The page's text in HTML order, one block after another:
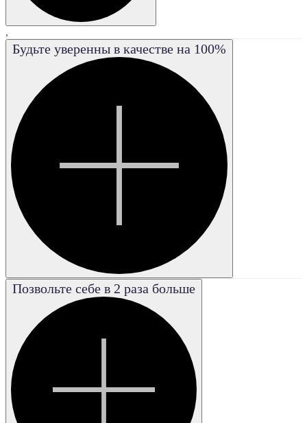
Poor
Плохая
Good
Хорошая
Excellent
Отличная
,
Будьте уверенны в качестве на 100%
Позвольте себе в 2 раза больше